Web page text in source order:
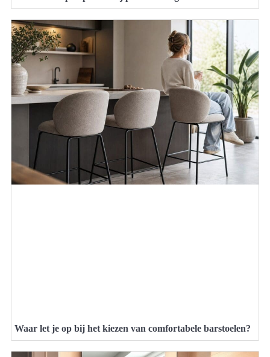
Waar let je op bij het kiezen van comfortabele barstoelen?